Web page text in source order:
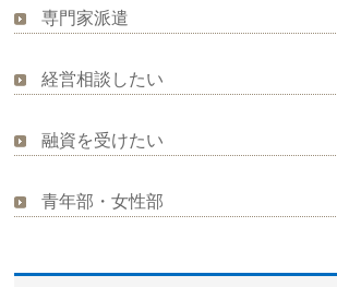
専門家派遣
経営相談したい
融資を受けたい
青年部・女性部